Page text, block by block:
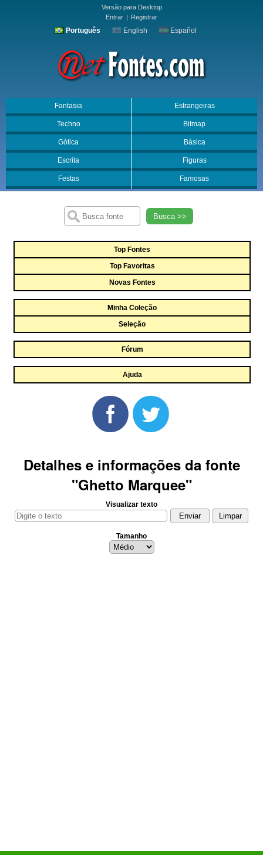
Versão para Desktop
Entrar | Registrar
Português English Español
Fantasia Estrangeiras
Techno Bitmap
Gótica Básica
Escrita Figuras
Festas Famosas
Busca >>
Top Fontes
Top Favoritas
Novas Fontes
Minha Coleção
Seleção
Fórum
Ajuda
Detalhes e informações da fonte
"Ghetto Marquee"
Visualizar texto
Tamanho